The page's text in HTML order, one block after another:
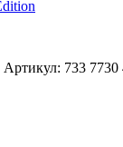
Артикул: 733